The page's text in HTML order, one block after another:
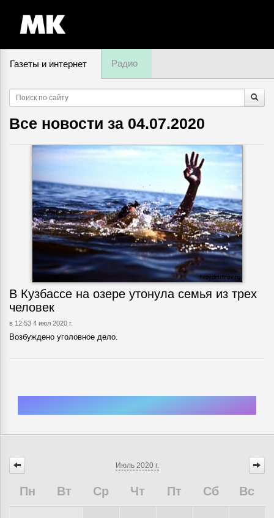
Газеты и интернет Радио
Все новости за 04.07.2020
В Кузбассе на озере утонула семья из трех
человек
в 12:53 4 июл 2020 г.
Возбуждено уголовное дело.
Июль 2020 г.
Пн Вт Ср Чт Пт Сб Вс